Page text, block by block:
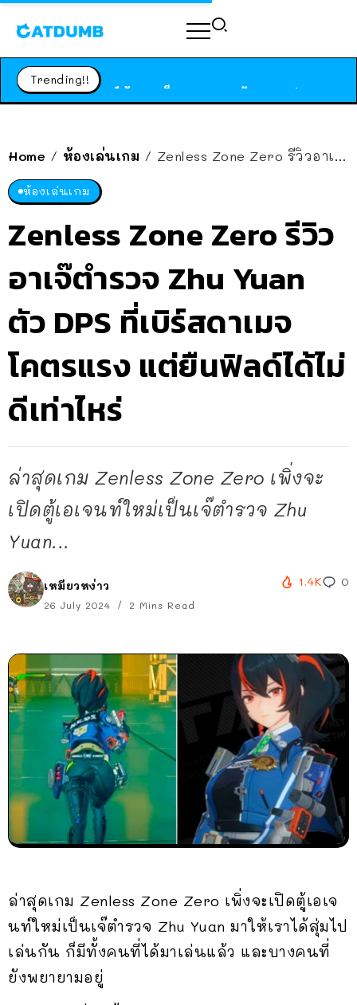
Trending!!
Home / ห้องเล่นเกม / Zenless Zone Zero รีวิวอาเจ๊ตำรวจ Zhu Yuan ตัว DPS ที่เบิร์สดาเมจ โคตรแรง แต่ยืนฟิลด์ได้ไม่ดีเท่าไหร่
ห้องเล่นเกม
Zenless Zone Zero รีวิว
อาเจ๊ตำรวจ Zhu Yuan
ตัว DPS ที่เบิร์สดาเมจ
โคตรแรง แต่ยืนฟิลด์ได้ไม่
ดีเท่าไหร่
ล่าสุดเกม Zenless Zone Zero เพิ่งจะ
เปิดตู้เอเจนท์ใหม่เป็นเจ๊ตำรวจ Zhu
Yuan...
เหมียวหง่าว
26 July 2024 2 Mins Read
1.4K 0
ล่าสุดเกม Zenless Zone Zero เพิ่งจะเปิดตู้เอเจ
นท์ใหม่เป็นเจ๊ตำรวจ Zhu Yuan มาให้เราได้สุ่มไป
เล่นกัน ก็มีทั้งคนที่ได้มาเล่นแล้ว และบางคนที่
ยังพยายามอยู่